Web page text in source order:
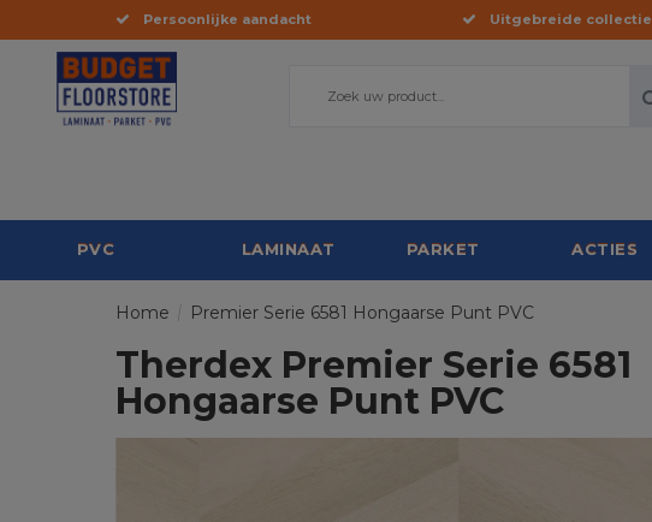
Persoonlijke aandacht Uitgebreide collectie
PVC LAMINAAT PARKET ACTIES
Home Premier Serie 6581 Hongaarse Punt PVC
Therdex Premier Serie 6581
Hongaarse Punt PVC